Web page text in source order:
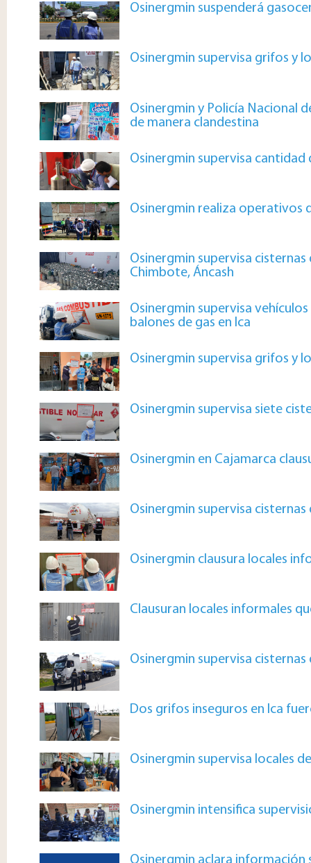
Osinergmin suspenderá
Osinergmin supervisa grifos y
Osinergmin y Policía Nacional
de manera clandestina
Osinergmin supervisa cantidad
Osinergmin realiza operativos
Osinergmin supervisa cisternas
Chimbote, Áncash
Osinergmin supervisa
balones de gas en Ica
Osinergmin supervisa grifos y
Osinergmin supervisa siete
Osinergmin en Cajamarca
Osinergmin supervisa cisternas
Osinergmin clausura locales
Clausuran locales informales
Osinergmin supervisa
Dos grifos inseguros en Ica
Osinergmin supervisa locales
Osinergmin intensifica
Osinergmin aclara información